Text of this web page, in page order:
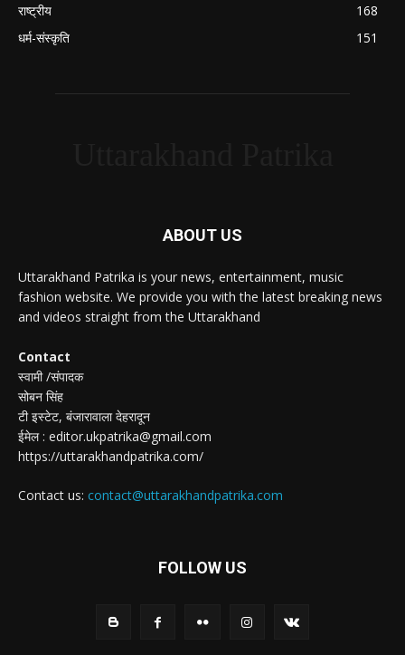
राष्ट्रीय
168
धर्म-संस्कृति
151
ABOUT US
Uttarakhand Patrika is your news, entertainment, music
fashion website. We provide you with the latest breaking news
and videos straight from the Uttarakhand
Contact
स्वामी /संपादक
सोबन सिंह
टी इस्टेट, बंजारावाला देहरादून
ईमेल : editor.ukpatrika@gmail.com
https://uttarakhandpatrika.com/
Contact us: contact@uttarakhandpatrika.com
FOLLOW US